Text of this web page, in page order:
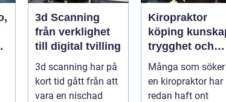
3d Scanning
från verklighet
till digital tvilling
3d scanning har på
kort tid gått från att
vara en nischad
Kiropraktor
köping kunskap,
trygghet och
långsiktig hjälp
för ryggen
Många som söker
en kiropraktor har
redan haft ont